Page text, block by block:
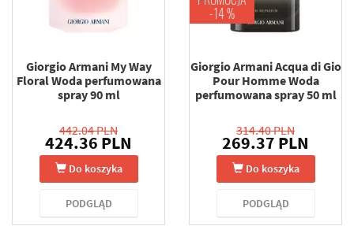
Giorgio Armani My Way
Floral Woda perfumowana
spray 90 ml
442.04 PLN
424.36 PLN
Do koszyka
PODGLĄD
-14 %
Giorgio Armani Acqua di Gio
Pour Homme Woda
perfumowana spray 50 ml
314.40 PLN
269.37 PLN
Do koszyka
PODGLĄD